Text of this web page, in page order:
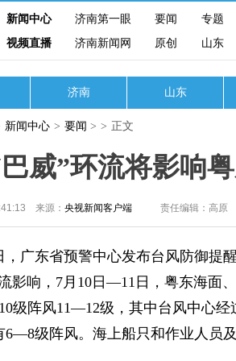
新闻中心 济南第一眼 要闻
专题
视频直播
济南新闻网 原创 山东
济南 山东
新闻中心 > 要闻 > > 正文
威”环流将影响
来源： 央视新闻客户端 责任编辑：高原
东省预警中心发布台风防御提醒
影响，7月10日—11日，粤东海面
级阵风11—12级，其中台风中心
6—8级阵风。海上船只和作业人员